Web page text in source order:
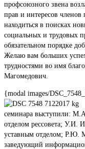
профсоюзного звена
прав и интересов
находиться в поисках
социальных и трудовых
обязательном порядке
Желаю вам больших
трудностями во имя
Магомедович.
{modal images/
семинара выступили:
отделом рессовета; У.И.
уставным отделом; Р.Ю.
заведующий